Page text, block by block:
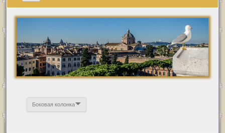
Боковая колонка